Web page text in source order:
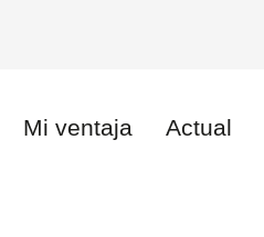
Mi ventaja Actual